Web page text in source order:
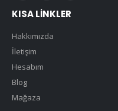
KISA LINKLER
Hakkımızda
İletişim
Hesabım
Blog
Mağaza